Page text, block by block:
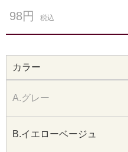
98円 税込
カラー
A.グレー
B.イエローベージュ